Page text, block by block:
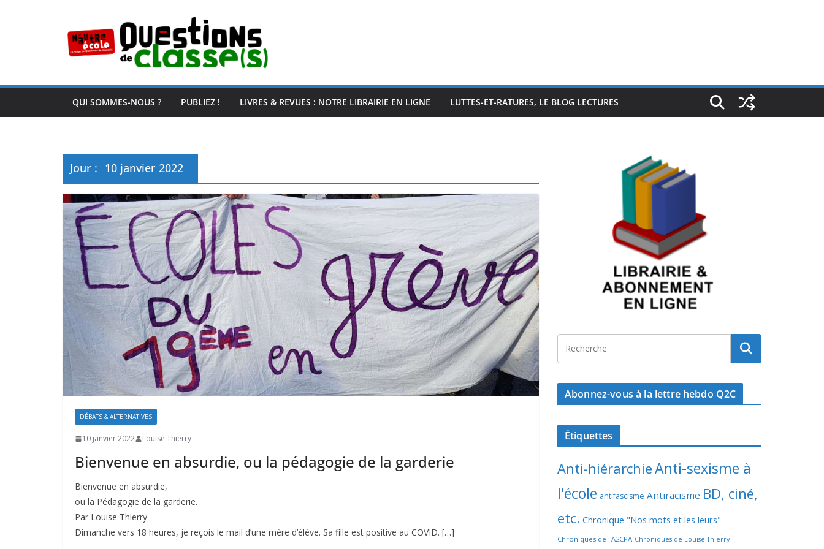
QUI SOMMES-NOUS ? PUBLIEZ ! LIVRES & REVUES : NOTRE LIBRAIRIE EN LIGNE LUTTES-ET-RATURES, LE BLOG LECTURES
Jour : 10 janvier 2022
DÉBATS & ALTERNATIVES
10 janvier 2022 Louise Thierry
Bienvenue en absurdie, ou la pédagogie de la garderie
Bienvenue en absurdie,
ou la Pédagogie de la garderie.
Par Louise Thierry
Dimanche vers 18 heures, je reçois le mail d’une mère d’élève. Sa fille est positive au COVID. […]
Abonnez-vous à la lettre hebdo Q2C
Étiquettes
Anti-hiérarchieAnti-sexisme à
l'école antifascisme Antiracisme BD, ciné,
etc. Chronique "Nos mots et les leurs"
Chroniques de l'A2CPA Chroniques de Louise Thierry